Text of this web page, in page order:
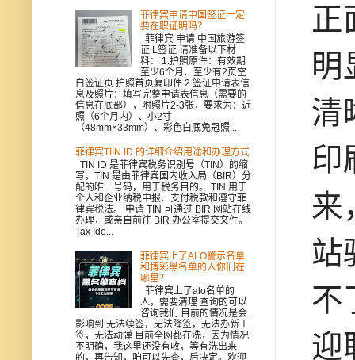
正
明
清
印
来
站
不
迎
菲律宾申请中国签证一定
要在职证明吗？
菲律宾 申请 中国旅游签
证 L签证 请准备以下材
料： 1.护照原件：有效期
至少6个月、至少有2页空
白签证页 护照首页复印件 2.签证申请表信
息及照片：填写完整申请表信息（需要的
信息在底部），附照片2-3张，要求为：近
照（6个月内）、小2寸
（48mm×33mm）、彩色白底免冠照...
菲律宾TIIN ID 的详细介绍用途和办理方式
TIN ID 是菲律宾税务识别号（TIN）的缩
写，TIN 是由菲律宾国内收入局（BIR）分
配的唯一号码，用于税务目的。 TIN 用于
个人和企业纳税申报、支付税款和遵守菲
律宾税法。 申请 TIN 可通过 BIR 网站在线
办理，或亲自前往 BIR 办公室提交文件。
Tax Ide...
菲律宾上了ALO警示名单
和博彩黑名单的人你们在
哪里？
菲律宾上了alo名单的
人，需要清理 查询的可以
咨询我们 目前的情况是会
影响到 无法续签，无法降签，无法办新工
签，无法动弹 目前全网都在洗，因为情况
不明确，我这里还没有收，等有洗出来